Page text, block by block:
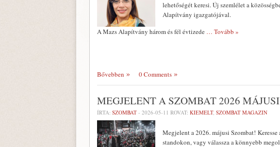
lehetőségét keresi. Új szemlélet a
Alapítvány igazgatójával.
A Mazs Alapítvány három és fél évtizede … Tovább »
Bővebben 0 Comments
MEGJELENT A SZOMBAT 2026
ÍRTA: SZOMBAT - 2026-05-11 ROVAT: KIEMELT, SZOMBAT MAGAZIN
Megjelent a 2026. májusi Szombat!
standokon, vagy válassza a könnyebb